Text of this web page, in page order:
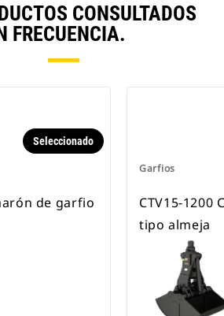
CONSULTADOS
FRECUENCIA.
Seleccionado
de garfio
Garfios
CTV15-1200
tipo almeja